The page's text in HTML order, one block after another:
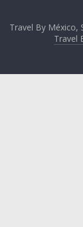
Travel By México,
Travel